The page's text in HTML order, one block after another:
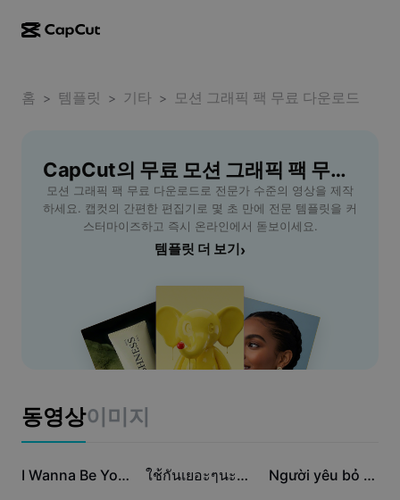
CapCut 데스크톱
CapCut Pad
CapCut 모바일
동영상 스튜디오
AI 동영상 생성기
AI 이미지 생성기
Dreamina Seedance 2.5
Nano Banana Pro
동영상 에디터 및 생성기
이미지 에디터 및 생성기
음성 생성기 및 에디터
사용 사례
마케팅
소셜 미디어 템플릿
더 보기
효과 템플릿
산업 템플릿
이니셔티브
제휴 사용자
크리에이티브 파트너 프로그램
CapCut 크리에이티브 캠퍼스
보안 센터
고객 지원 센터
홈 > 템플릿 > 기타 > 모션 그래픽 팩 무료 다운로드
CapCut의 무료 모션 그래픽 팩 무료 다운로드 템플릿
모션 그래픽 팩 무료 다운로드로 전문가 수준의 영상을 제작
하세요. 캡컷의 간편한 편집기로 몇 초 만에 전문 템플릿을 커
스터마이즈하고 즉시 온라인에서 돋보이세요.
템플릿 더 보기 ›
동영상이미지
10.7만 I Wanna Be Your Fav 6만 ใช้กันเยอะๆนะคับ 3.7만 Người yêu bỏ lỡ [2]